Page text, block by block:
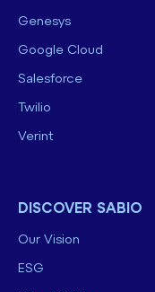
Genesys
Google Cloud
Salesforce
Twilio
Verint
DISCOVER SABIO
Our Vision
ESG